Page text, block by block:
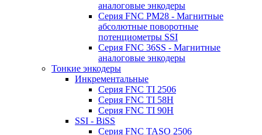
аналоговые энкодеры
Серия FNC PM28 - Магнитные
абсолютные поворотные
потенциометры SSI
Серия FNC 36SS - Магнитные
аналоговые энкодеры
Тонкие энкодеры
Инкрементальные
Серия FNC TI 2506
Серия FNC TI 58H
Серия FNC TI 90H
SSI - BiSS
Серия FNC TASO 2506